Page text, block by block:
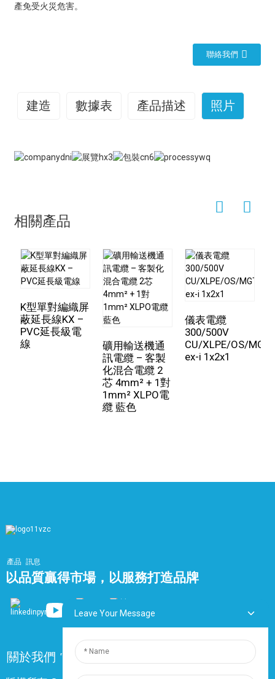
產免受火災危害。
聯絡我們
建造 數據表 產品描述 照片
FRHF)
絕緣材質：陶瓷矽膠（防火層）
絕緣層顏色：粉紅色和白色，有編號
整體屏蔽 1：鋁箔包裹，內部為鍍錫銅線排水線。
填充物：低煙無鹵化合物
整體屏蔽 2：鍍錫銅線編織
額定電壓：300V
卓越的耐火單對電纜
今天我將介紹我們卓越的耐火單芯電纜。在現代電氣和通
這一領域的傑出代表。
結構與材料
此電纜採用一對高品質銅芯導體，確保卓越的訊號傳輸性
能。絕緣層為特殊的陶瓷矽膠，遇火固化，形成堅固的防
火屏障，有效保護導體和訊號。導體外包裹阻燃屏蔽層，
可降低電磁幹擾，阻止火勢蔓延，並限制有害氣體的釋
放。外護套採用耐用且阻燃的聚合物製成，不含鹵素。這
一點至關重要，因為含鹵素材料在燃燒時會釋放有毒氣
體。護套能夠承受環境壓力並自熄，從而防止火勢蔓延。
極端高溫下保持電氣性能，能夠承受遠超普通建築火災溫
應用程式
它廣泛應用於各種場合。在商業建築中，它對火災警報、
安防和通訊系統至關重要，確保這些系統在火災發生時正
常運作。在工業設施中，它連接關鍵控制系統，以實現安
全停機或監控。在醫院和學校等公共機構中，它提供了一
個至關重要的安全網，使系統能夠在緊急情況下正常運
行，用於人員疏散和緊急應變。
總而言之，我們的耐火單對電纜是一項技術成就。其設
相關產品
K型單對編織屏
蔽延長線KX –
PVC延長級電
線
礦用輸送機通
訊電纜 – 客製
化混合電纜 2
芯 4mm² + 1對
1mm² XLPO電
纜 藍色
儀表電纜
300/500V
CU/XLPE/OS/
ex-i 1x2x1
產品 訊息
以品質贏得市場，以服務打造品牌
關於我們 常問問題
Leave Your Message